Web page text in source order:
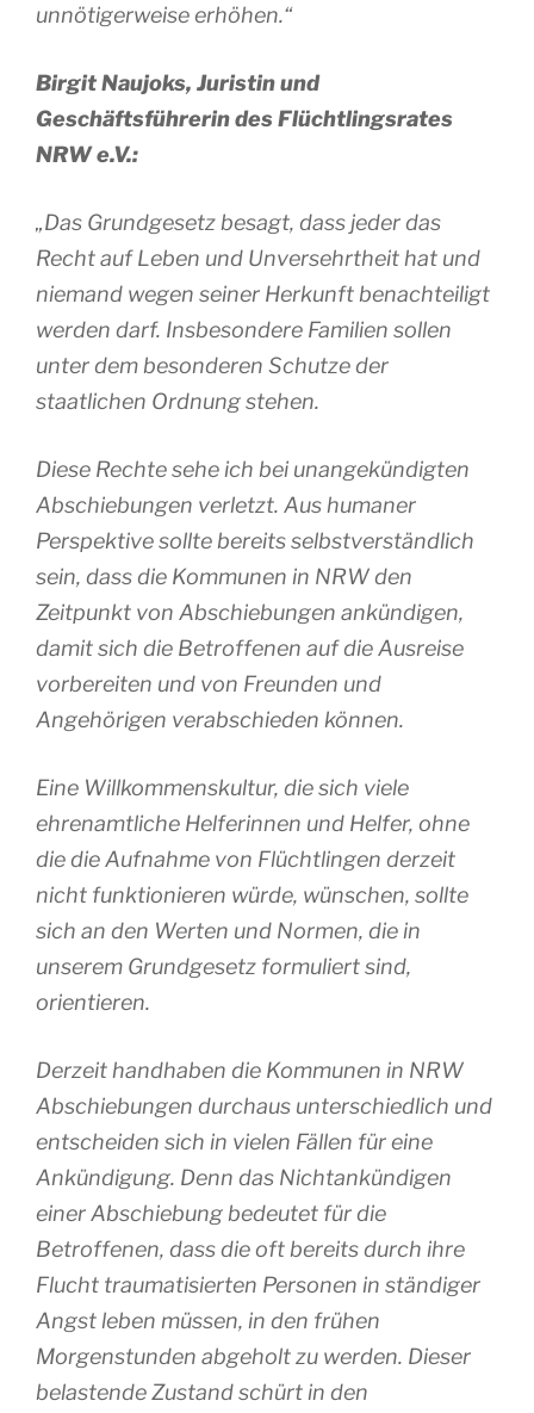
unnötigerweise erhöhen.“
Birgit Naujoks, Juristin und
Geschäftsführerin des Flüchtlingsrates
NRW e.V.:
„Das Grundgesetz besagt, dass jeder das
Recht auf Leben und Unversehrtheit hat und
niemand wegen seiner Herkunft benachteiligt
werden darf. Insbesondere Familien sollen
unter dem besonderen Schutze der
staatlichen Ordnung stehen.
Diese Rechte sehe ich bei unangekündigten
Abschiebungen verletzt. Aus humaner
Perspektive sollte bereits selbstverständlich
sein, dass die Kommunen in NRW den
Zeitpunkt von Abschiebungen ankündigen,
damit sich die Betroffenen auf die Ausreise
vorbereiten und von Freunden und
Angehörigen verabschieden können.
Eine Willkommenskultur, die sich viele
ehrenamtliche Helferinnen und Helfer, ohne
die die Aufnahme von Flüchtlingen derzeit
nicht funktionieren würde, wünschen, sollte
sich an den Werten und Normen, die in
unserem Grundgesetz formuliert sind,
orientieren.
Derzeit handhaben die Kommunen in NRW
Abschiebungen durchaus unterschiedlich und
entscheiden sich in vielen Fällen für eine
Ankündigung. Denn das Nichtankündigen
einer Abschiebung bedeutet für die
Betroffenen, dass die oft bereits durch ihre
Flucht traumatisierten Personen in ständiger
Angst leben müssen, in den frühen
Morgenstunden abgeholt zu werden. Dieser
belastende Zustand schürt in den